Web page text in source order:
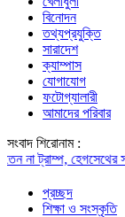
বিনোদন
তথ্যপ্রযুক্তি
সারাদেশ
ক্যাম্পাস
যোগাযোগ
ফটোগ্যালারী
আমাদের পরিবার
সংবাদ শিরোনাম :
হেগসেথের সঙ্গে
প্রচ্ছদ
শিক্ষা ও সংস্কৃতি